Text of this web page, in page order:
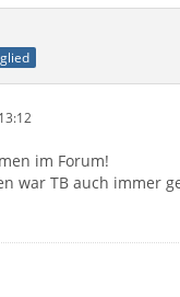
im Forum!
war TB auch immer